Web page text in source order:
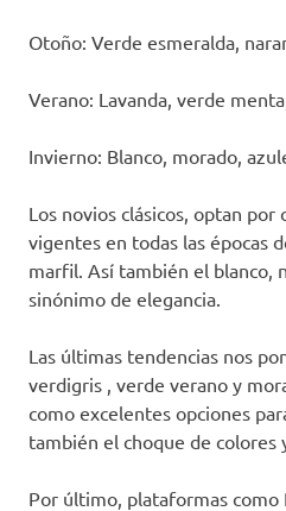
Otoño: Verde esmeralda,
Verano: Lavanda, verde
Invierno: Blanco, morado,
Los novios clásicos, optan
vigentes en todas las épocas
marfil. Así también el blanco,
sinónimo de elegancia.
Las últimas tendencias nos
verdigris , verde verano y
como excelentes opciones
también el choque de colores
Por último, plataformas